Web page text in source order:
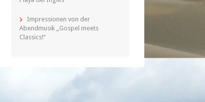
Impressionen von der
Abendmusik „Gospel meets
Classics!“